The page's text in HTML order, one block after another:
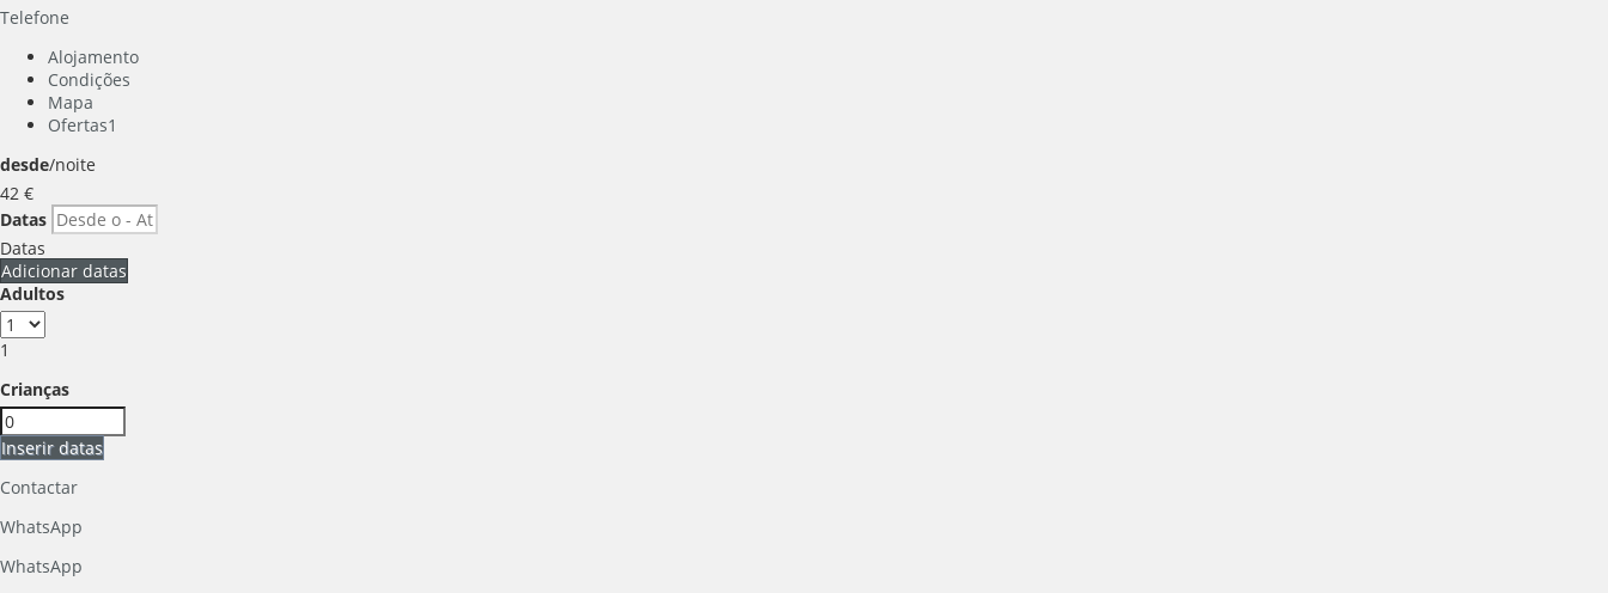
Telefone
Alojamento
Condições
Mapa
Ofertas1
desde/noite
42 €
Datas
Datas
Adicionar datas
Adultos
1
Crianças
Inserir datas
Contactar
WhatsApp
WhatsApp